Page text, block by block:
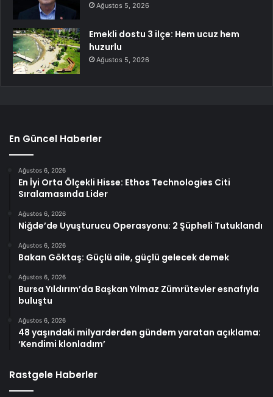
Ağustos 5, 2026
Emekli dostu 3 ilçe: Hem ucuz hem
huzurlu
Ağustos 5, 2026
En Güncel Haberler
Ağustos 6, 2026
En İyi Orta Ölçekli Hisse: Ethos Technologies Citi
Sıralamasında Lider
Ağustos 6, 2026
Niğde’de Uyuşturucu Operasyonu: 2 Şüpheli Tutuklandı
Ağustos 6, 2026
Bakan Göktaş: Güçlü aile, güçlü gelecek demek
Ağustos 6, 2026
Bursa Yıldırım’da Başkan Yılmaz Zümrütevler esnafıyla
buluştu
Ağustos 6, 2026
48 yaşındaki milyarderden gündem yaratan açıklama:
‘Kendimi klonladım’
Rastgele Haberler